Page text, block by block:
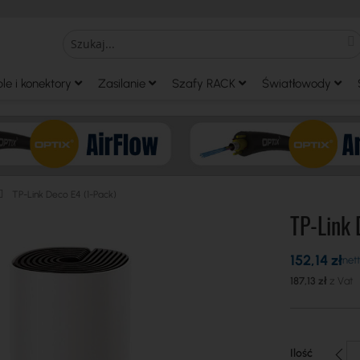
i konektory Zasilanie Szafy RACK Światłowody
TP-Link Deco E4 (1-Pack)
TP-Link
187,13 zł
152,14 zł
Ilość